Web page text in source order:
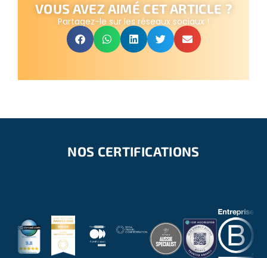
VOUS AVEZ AIMÉ CET ARTICLE ?
Partagez-le sur les réseaux sociaux !
NOS CERTIFICATIONS